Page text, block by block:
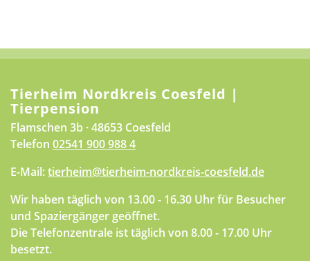
Tierheim Nordkreis Coesfeld |
Tierpension
Flamschen 3b · 48653 Coesfeld
Telefon 02541 900 988 4
E-Mail:tierheim@tierheim-nordkreis-coesfeld.de
Wir haben täglich von 13.00 - 16.30 Uhr für Besucher
und Spaziergänger geöffnet.
Die Telefonzentrale ist täglich von 8.00 - 17.00 Uhr
besetzt.